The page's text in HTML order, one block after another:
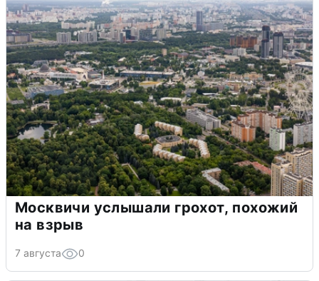
Москвичи услышали грохот, похожий
на взрыв
7 августа 0